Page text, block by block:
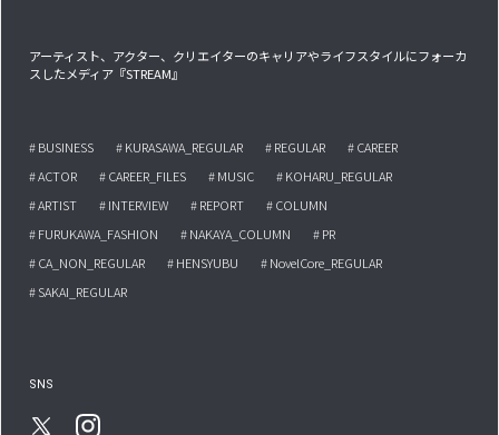
アーティスト、アクター、クリエイターのキャリアやライフスタイルにフォーカ
スしたメディア『STREAM』
# BUSINESS # KURASAWA_REGULAR # REGULAR
# CAREER
# ACTOR
# CAREER_FILES # MUSIC
# KOHARU_REGULAR
# ARTIST
# INTERVIEW # REPORT
# COLUMN
# FURUKAWA_FASHION
# NAKAYA_COLUMN
# PR
# CA_NON_REGULAR
# HENSYUBU
# NovelCore_REGULAR
# SAKAI_REGULAR
SNS